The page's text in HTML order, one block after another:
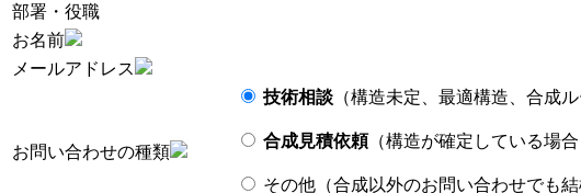
部署・役職
お名前
メールアドレス
お問い合わせの種類
技術相談 （構造未定、最適構造、合成
合成見積依頼（構造が確定している場合
その他（合成以外のお問い合わせでも結